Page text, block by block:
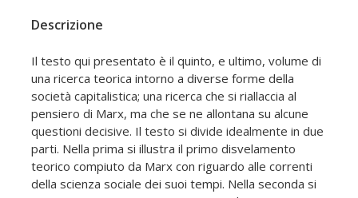
Descrizione
Il testo qui presentato è il quinto, e ultimo, volume di
una ricerca teorica intorno a diverse forme della
società capitalistica; una ricerca che si riallaccia al
pensiero di Marx, ma che se ne allontana su alcune
questioni decisive. Il testo si divide idealmente in due
parti. Nella prima si illustra il primo disvelamento
teorico compiuto da Marx con riguardo alle correnti
della scienza sociale dei suoi tempi. Nella seconda si